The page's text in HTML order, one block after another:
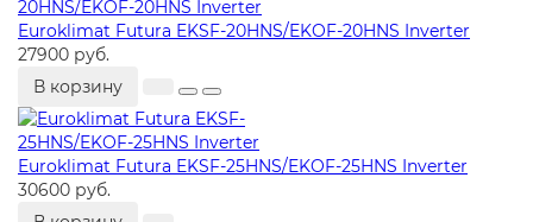
Euroklimat Futura EKSF-20HNS/EKOF-20HNS Inverter
27900 руб.
В корзину
Euroklimat Futura EKSF-25HNS/EKOF-25HNS Inverter
30600 руб.